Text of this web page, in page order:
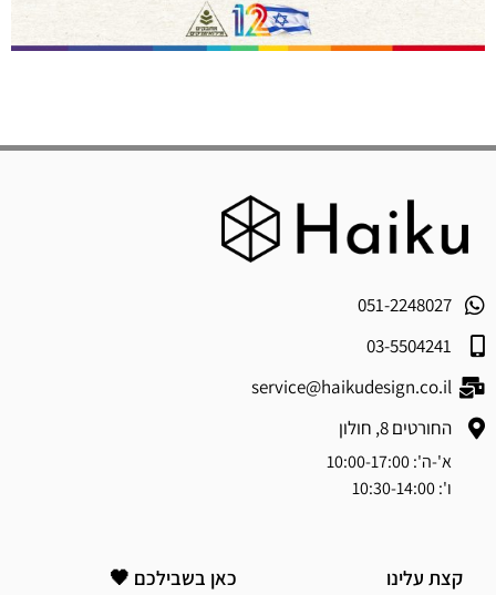
051-2248027
03-5504241
service@haikudesign.co.il
החורטים 8, חולון
א'-ה': 10:00-17:00
ו': 10:30-14:00
קצת עלינו כאן בשבילכם 🖤